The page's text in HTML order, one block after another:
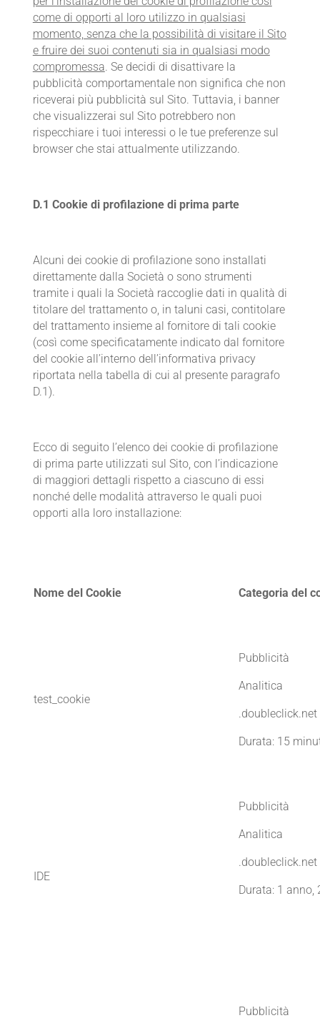
come di opporti al loro utilizzo in qualsiasi
momento, senza che la possibilità di visitare il Sito
e fruire dei suoi contenuti sia in qualsiasi modo
compromessa. Se decidi di disattivare la
pubblicità comportamentale non significa che non
riceverai più pubblicità sul Sito. Tuttavia, i banner
che visualizzerai sul Sito potrebbero non
rispecchiare i tuoi interessi o le tue preferenze sul
browser che stai attualmente utilizzando.
D.1 Cookie di profilazione di prima parte
Alcuni dei cookie di profilazione sono installati
direttamente dalla Società o sono strumenti
tramite i quali la Società raccoglie dati in qualità di
titolare del trattamento o, in taluni casi, contitolare
del trattamento insieme al fornitore di tali cookie
(così come specificatamente indicato dal fornitore
del cookie all’interno dell’informativa privacy
riportata nella tabella di cui al presente paragrafo
D.1).
Ecco di seguito l’elenco dei cookie di profilazione
di prima parte utilizzati sul Sito, con l’indicazione
di maggiori dettagli rispetto a ciascuno di essi
nonché delle modalità attraverso le quali puoi
opporti alla loro installazione:
Nome del Cookie Categoria del
test_cookie
Pubblicità
Analitica
.doubleclick.net
Durata: 15
IDE
Pubblicità
Analitica
.doubleclick.net
Durata: 1 anno,
Pubblicità